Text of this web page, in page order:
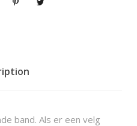
band. Als er een velg